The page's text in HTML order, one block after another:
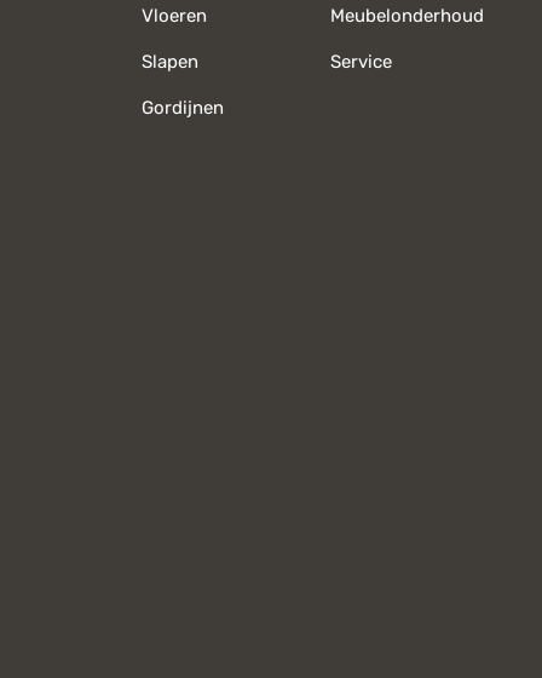
Vloeren
Slapen
Gordijnen
Meubelonderhoud
Service